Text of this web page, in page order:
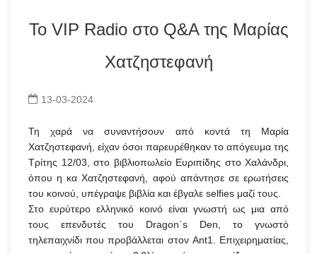
Το VIP Radio στο Q&Α της Μαρίας
Χατζηστεφανή
13-03-2024
Τη χαρά να συναντήσουν από κοντά τη Μαρία
Χατζηστεφανή, είχαν όσοι παρευρέθηκαν το απόγευμα της
Τρίτης 12/03, στο βιβλιοπωλείο Ευριπίδης στο Χαλάνδρι,
όπου η κα Χατζηστεφανή, αφού απάντησε σε ερωτήσεις
του κοινού, υπέγραψε βιβλία και έβγαλε selfies μαζί τους.
Στο ευρύτερο ελληνικό κοινό είναι γνωστή ως μια από
τους επενδυτές του Dragon΄s Den, το γνωστό
τηλεπαιχνίδι που προβάλλεται στον Ant1. Επιχειρηματίας,